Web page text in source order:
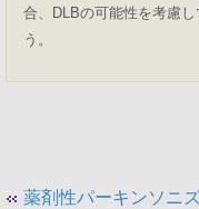
合、DLBの可能性を考慮
う。
薬剤性パーキンソニ